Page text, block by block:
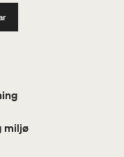
miljø